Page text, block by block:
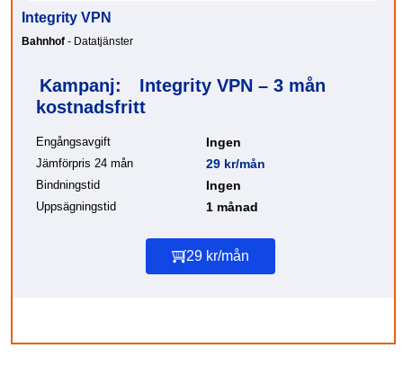
Integrity VPN
Bahnhof - Datatjänster
Kampanj:
Integrity VPN – 3 mån
kostnadsfritt
Engångsavgift Ingen
Jämförpris 24 mån 29 kr/mån
Bindningstid Ingen
Uppsägningstid 1 månad
29 kr/mån